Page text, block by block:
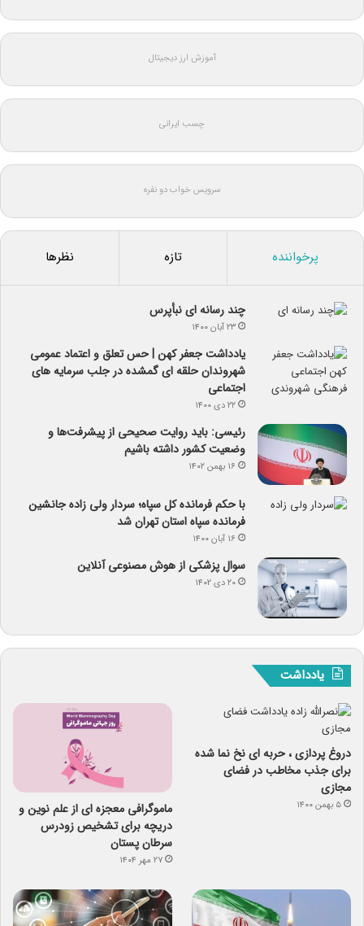
آموزش ارز دیجیتال
چسب ایرانی
سرویس خواب دو نفره
پرخواننده تازه نظرها
چند رسانه ای نبأپرس
۲۳ آبان ۱۴۰۰
یادداشت جعفر کهن | حس تعلق و اعتماد عمومی
شهروندان حلقه ای گمشده در جلب سرمایه های
اجتماعی
۲۲ دی ۱۴۰۰
رئیسی: باید روایت صحیحی از پیشرفت‌ها و
وضعیت کشور داشته باشیم
۱۶ بهمن ۱۴۰۲
با حکم فرمانده کل سپاه؛ سردار ولی زاده جانشین
فرمانده سپاه استان تهران شد
۱۶ آبان ۱۴۰۰
سوال پزشکی از هوش مصنوعی آنلاین
۲۰ دی ۱۴۰۲
یادداشت
دروغ پردازی ، حربه ای نخ نما شده
برای جذب مخاطب در فضای
مجازی
۵ بهمن ۱۴۰۰
ماموگرافی معجزه ای از علم نوین و
دریچه برای تشخیص زودرس
سرطان پستان
۲۷ مهر ۱۴۰۴